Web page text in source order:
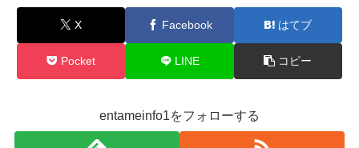
X Facebook はてブ
Pocket LINE コピー
entameinfo1をフォローする